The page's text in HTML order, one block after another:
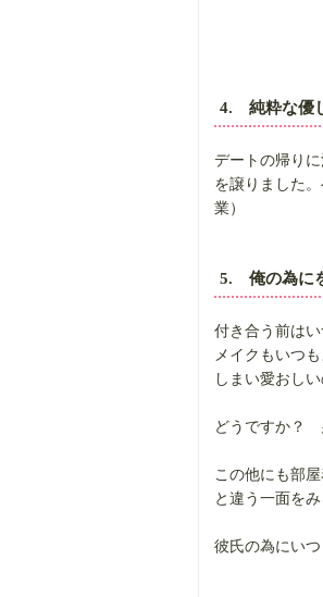
4. 純粋な優
デートの帰り
を譲りました
業）
5. 俺の為に
付き合う前は
メイクもいつ
しまい愛おし
どうですか？
この他にも部
と違う一面を
彼氏の為にい